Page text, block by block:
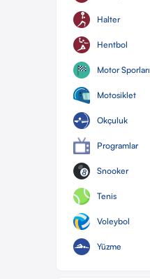
Halter
Hentbol
Motor Sporları
Motosiklet
Okçuluk
Programlar
Snooker
Tenis
Voleybol
Yüzme